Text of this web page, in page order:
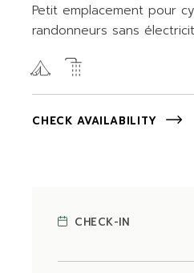
Petit emplacement pour
randonneurs sans
CHECK AVAILABILITY
CHECK-IN